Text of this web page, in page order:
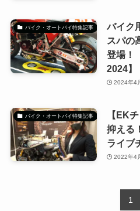
バイク・オートバイ特集記事
バイク
スパの
登場！
2024】
2024年4
バイク・オートバイ特集記事
【EK
抑える
ライブ
2022年4
1